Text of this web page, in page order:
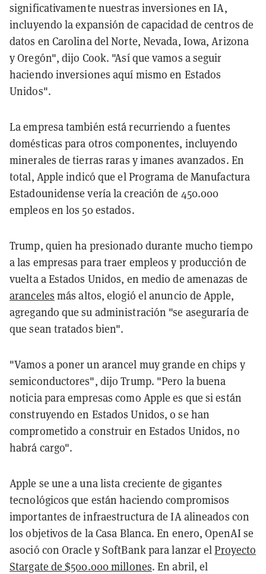
significativamente nuestras inversiones en IA,
incluyendo la expansión de capacidad de centros de
datos en Carolina del Norte, Nevada, Iowa, Arizona
y Oregón", dijo Cook. "Así que vamos a seguir
haciendo inversiones aquí mismo en Estados
Unidos".
La empresa también está recurriendo a fuentes
domésticas para otros componentes, incluyendo
minerales de tierras raras y imanes avanzados. En
total, Apple indicó que el Programa de Manufactura
Estadounidense vería la creación de 450.000
empleos en los 50 estados.
Trump, quien ha presionado durante mucho tiempo
a las empresas para traer empleos y producción de
vuelta a Estados Unidos, en medio de amenazas de
aranceles más altos, elogió el anuncio de Apple,
agregando que su administración "se aseguraría de
que sean tratados bien".
"Vamos a poner un arancel muy grande en chips y
semiconductores", dijo Trump. "Pero la buena
noticia para empresas como Apple es que si están
construyendo en Estados Unidos, o se han
comprometido a construir en Estados Unidos, no
habrá cargo".
Apple se une a una lista creciente de gigantes
tecnológicos que están haciendo compromisos
importantes de infraestructura de IA alineados con
los objetivos de la Casa Blanca. En enero, OpenAI se
asoció con Oracle y SoftBank para lanzar elProyecto
Stargate de $500.000 millones. En abril, el